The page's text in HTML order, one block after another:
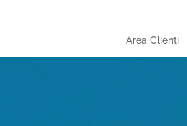
Area Clienti